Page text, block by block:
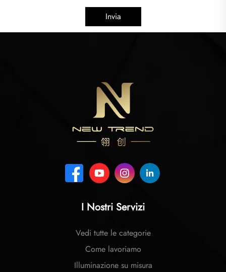
Invia
I Nostri Servizi
Vedi tutte le categorie
Come lavoriamo
Illuminazione su misura